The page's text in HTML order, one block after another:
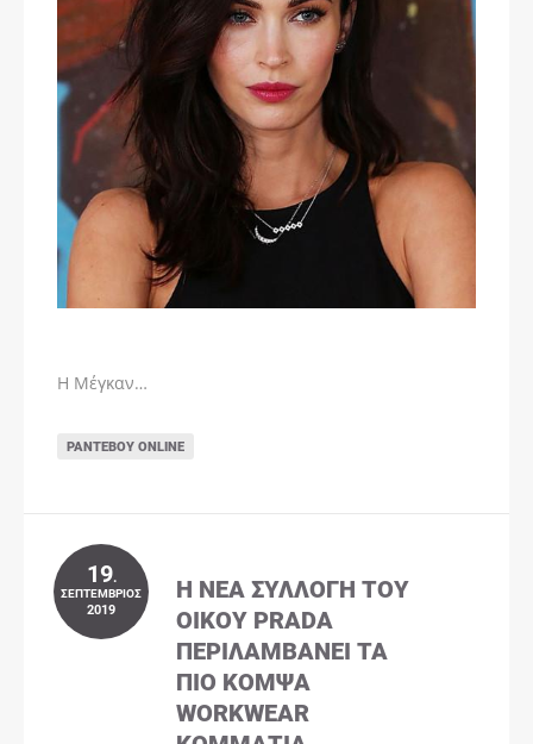
Η Μέγκαν…
ΡΑΝΤΕΒΟΎ ONLINE
19.
ΣΕΠΤΈΜΒΡΙΟΣ
2019
Η ΝΈΑ ΣΥΛΛΟΓΉ ΤΟΥ
ΟΊΚΟΥ PRADA
ΠΕΡΙΛΑΜΒΆΝΕΙ ΤΑ
ΠΙΟ ΚΟΜΨΆ
WORKWEAR